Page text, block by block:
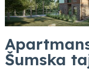
Šumska